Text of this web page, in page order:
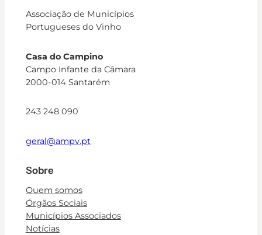
Associação de Municípios
Portugueses do Vinho
Casa do Campino
Campo Infante da Câmara
2000-014 Santarém
243 248 090
geral@ampv.pt
Sobre
Quem somos
Órgãos Sociais
Municípios Associados
Notícias